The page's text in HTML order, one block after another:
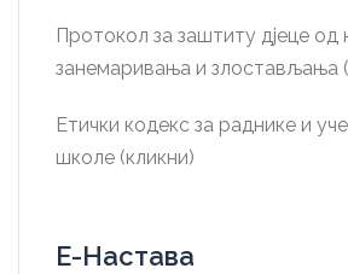
Протокол за заштиту дјеце од
занемаривања и злостављања
Етички кодекс за раднике и
школе (кликни)
Е-Настава